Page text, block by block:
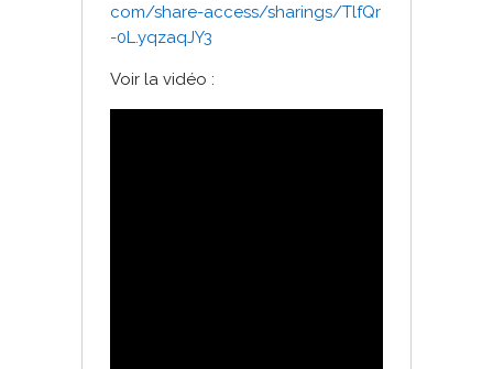
com/share-access/sharings/TlfQr
-0L.yqzaqJY3
Voir la vidéo :